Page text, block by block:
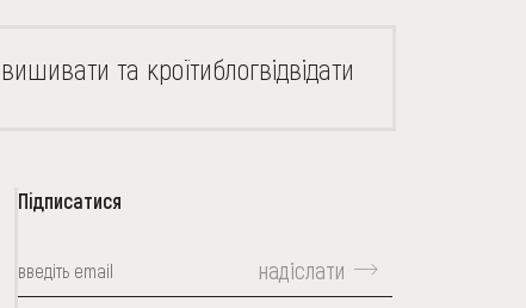
вишивати та кроїтиблогвідвідати
Підписатися
надіслати